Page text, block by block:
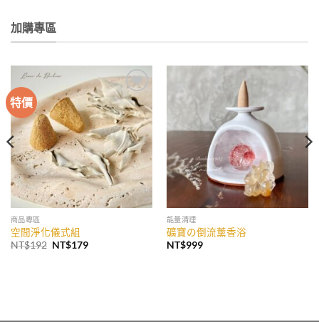
加購專區
特價
加入
收藏
商品專區
空間淨化儀式組
NT$192 原
NT$179目
收藏
能量清理
礦寶の倒流薰香浴
NT$999